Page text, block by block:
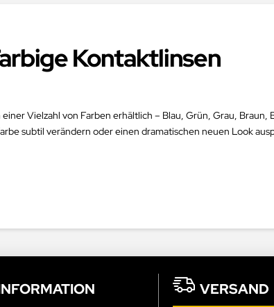
Kontaktlinsen
Vielzahl von Farben erhältlich – Blau, Grün, Grau, Braun,
subtil verändern oder einen dramatischen neuen Look
VERSAND